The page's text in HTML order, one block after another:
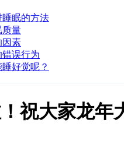
睡眠的方法
质量
因素
误行为
好觉呢？
祝大家龙年